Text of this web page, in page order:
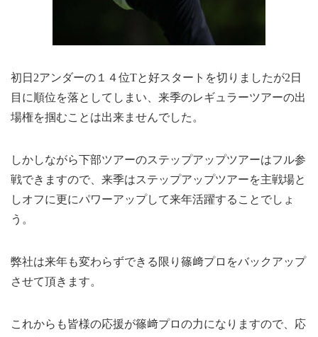
初日2アンダーの１４位Tと好スタートを切りましたが2日
目に順位を落としてしまい、来季のレギュラーツアーの出
場権を掴むことは出来ませんでした。
しかしながら下部ツアーのステップアップツアーはフル参
戦できますので、来季はステップアップツアーを主戦場と
しオフに更にパワーアップして来年活躍することでしょ
う。
弊社は来年も変わらずできる限り篠﨑プロをバックアップ
させて頂きます。
これからも皆様の応援が篠﨑プロの力になりますので、応